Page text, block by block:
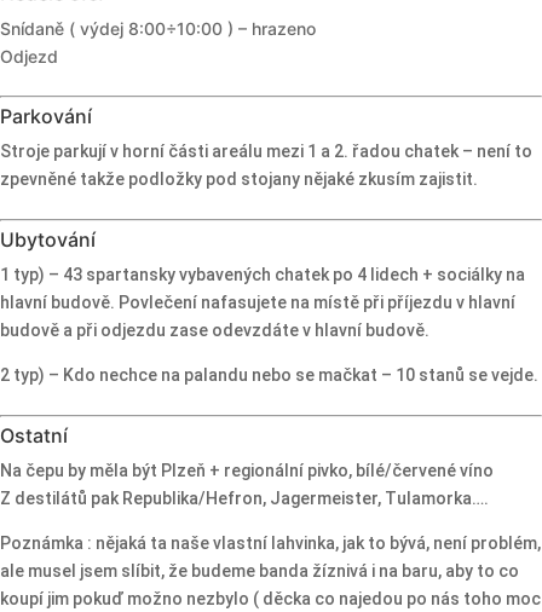
Snídaně ( výdej 8:00÷10:00 ) – hrazeno
Odjezd
Parkování
Stroje parkují v horní části areálu mezi 1 a 2. řadou chatek – není to
zpevněné takže podložky pod stojany nějaké zkusím zajistit.
Ubytování
1 typ) – 43 spartansky vybavených chatek po 4 lidech + sociálky na
hlavní budově. Povlečení nafasujete na místě při příjezdu v hlavní
budově a při odjezdu zase odevzdáte v hlavní budově.
2 typ) – Kdo nechce na palandu nebo se mačkat – 10 stanů se vejde.
Ostatní
Na čepu by měla být Plzeň + regionální pivko, bílé/červené víno
Z destilátů pak Republika/Hefron, Jagermeister, Tulamorka….
Poznámka : nějaká ta naše vlastní lahvinka, jak to bývá, není problém,
ale musel jsem slíbit, že budeme banda žíznivá i na baru, aby to co
koupí jim pokuď možno nezbylo ( děcka co najedou po nás toho moc